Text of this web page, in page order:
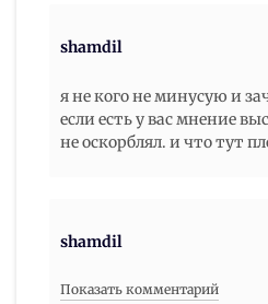
shamdil
я не кого не минусую и
если есть у вас мнение
не оскорблял. и что тут
shamdil
Показать комментарий